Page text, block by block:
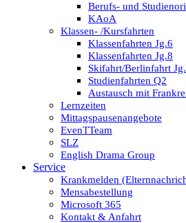
Berufs- und
KAoA
Klassen- /Kursfahrten
Klassenfahrten Jg.6
Klassenfahrten Jg.8
Skifahrt/Berlinfahrt
Studienfahrten Q2
Austausch mit
Lernzeiten
Mittagspausenangebote
EvenTTeam
SLZ
English Drama Group
Service
Krankmelden
Mensabestellung
Microsoft 365
Kontakt & Anfahrt